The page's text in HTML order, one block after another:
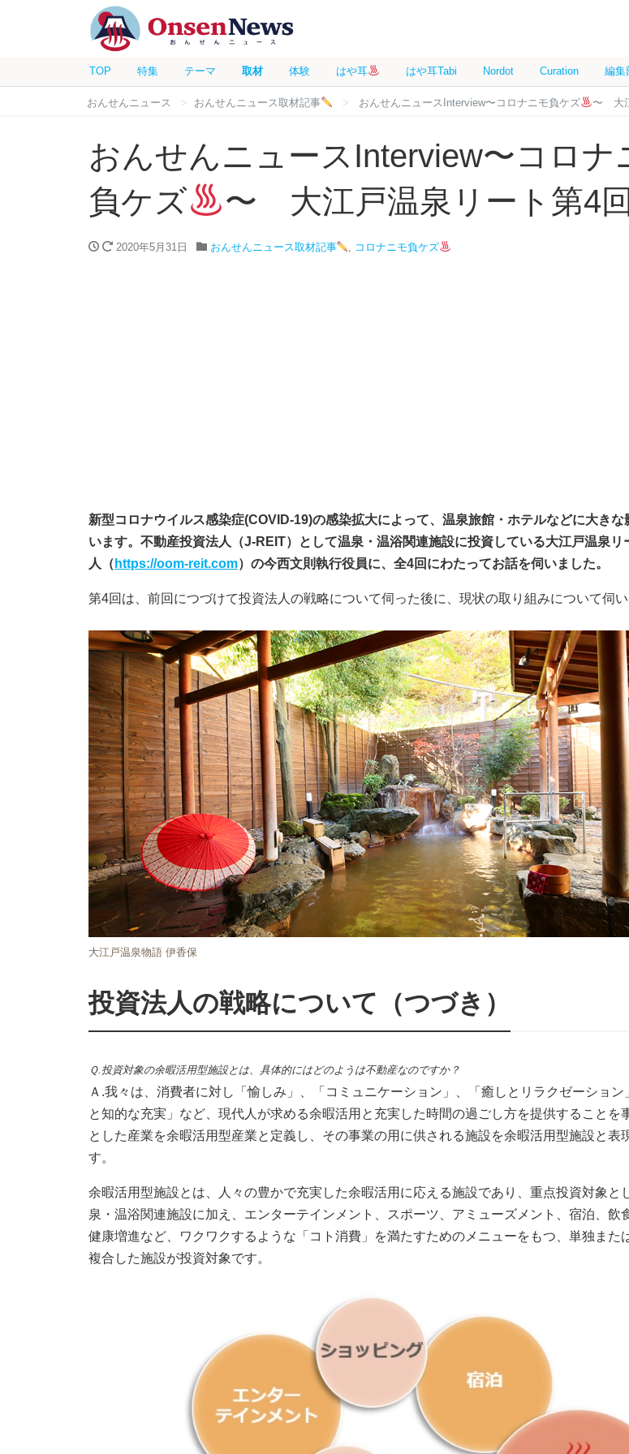
TOP 特集 テーマ 取材 体験 はや耳 はや耳Tabi Nordot Curation 編集
おんせんニュース おんせんニュース取材記事 おんせんニュースInterview〜コロナニモ負ケズ 〜 大
おんせんニュースInterview〜コロナ
負ケズ
〜 大江戸温泉リート第4回
2020年5月31日 おんせんニュース取材記事 , コロナニモ負ケズ
新型コロナウイルス感染症(COVID-19)の感染拡大によって、温泉旅館・ホテルなどに大きな
います。不動産投資法人（J-REIT）として温泉・温浴関連施設に投資している大江戸温泉リ
人（ https://oom-reit.com）の今西文則執行役員に、全4回にわたってお話を伺いました。
第4回は、前回につづけて投資法人の戦略について伺った後に、現状の取り組みについて伺い
大江戸温泉物語 伊香保
投資法人の戦略について（つづき）
Ｑ.投資対象の余暇活用型施設とは、具体的にはどのようは不動産なのですか？
Ａ.我々は、消費者に対し「愉しみ」、「コミュニケーション」、「癒しとリラクゼーション
と知的な充実」など、現代人が求める余暇活用と充実した時間の過ごし方を提供することを
とした産業を余暇活用型産業と定義し、その事業の用に供される施設を余暇活用型施設と表
す。
余暇活用型施設とは、人々の豊かで充実した余暇活用に応える施設であり、重点投資対象と
泉・温浴関連施設に加え、エンターテインメント、スポーツ、アミューズメント、宿泊、飲
健康増進など、ワクワクするような「コト消費」を満たすためのメニューをもつ、単独また
複合した施設が投資対象です。